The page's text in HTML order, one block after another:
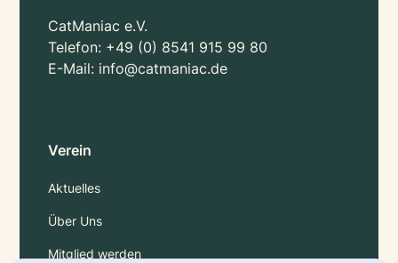
CatManiac e.V.
Telefon: +49 (0) 8541 915 99 80
E-Mail: info@catmaniac.de
Verein
Aktuelles
Über Uns
Mitglied werden